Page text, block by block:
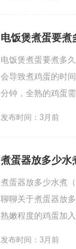
电饭煲煮蛋要煮
电饭煲煮蛋要煮多
会导致煮鸡蛋的时
分钟，全熟的鸡蛋需
发布时间：3月前
煮蛋器放多少水
煮蛋器放多少水煮
聊聊关于煮蛋器放
熟嫩程度的鸡蛋加入
发布时间：3月前